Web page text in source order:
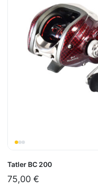
Tatler BC 200
75,00 €